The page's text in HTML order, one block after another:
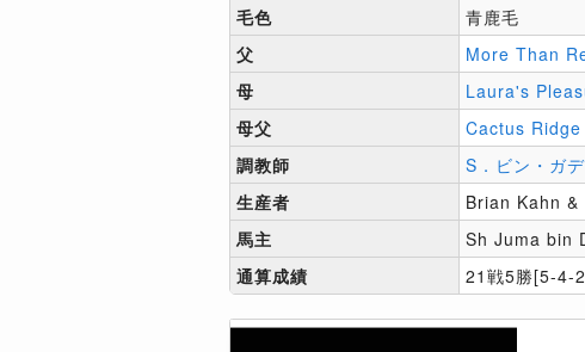
毛色
青鹿毛
父
More Than
母
Laura's
母父
Cactus Ridge
調教師
S．ビン・ガ
生産者
Brian Kahn
馬主
Sh Juma bin
通算成績
21戦5勝[5-4-